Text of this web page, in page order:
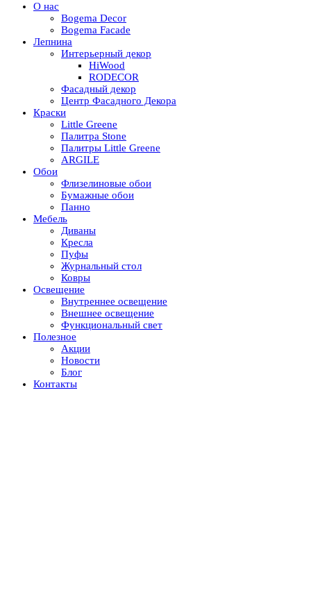
О нас
Bogema Decor
Bogema Facade
Лепнина
Интерьерный декор
HiWood
RODECOR
Фасадный декор
Центр Фасадного Декора
Краски
Little Greene
Палитра Stone
Палитры Little Greene
ARGILE
Обои
Флизелиновые обои
Бумажные обои
Панно
Мебель
Диваны
Кресла
Пуфы
Журнальный стол
Ковры
Освещение
Внутреннее освещение
Внешнее освещение
Функциональный свет
Полезное
Акции
Новости
Блог
Контакты